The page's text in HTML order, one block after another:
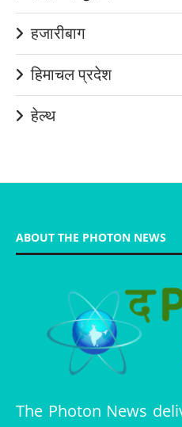
हजारीबाग
हिमाचल प्रदेश
हेल्थ
ABOUT THE PHOTON NEWS
The Photon News